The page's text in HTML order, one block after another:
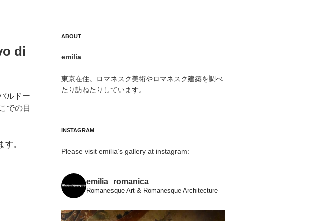
di
ルドー
での目
。
ABOUT
emilia
東京在住。ロマネスク美術やロマネスク建築を調べ
たり訪ねたりしています。
INSTAGRAM
Please visit emilia’s gallery at instagram:
emilia_romanica
Romanesque Art & Romanesque Architecture